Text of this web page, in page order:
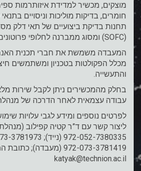
מוצקים, מכשיר למדידת איזותרמות
חומרים, בדיקות מוליכות וניסויים
תחנות בדיקת ביצועיים של תאי דלק
(SOFC) ומסוג ממברנה לחלופי פרוטונים (PEMFC).
המעבדה משמשת את חברי תכנית
מכלל הפקולטות בטכניון ומשתמשים
והתעשייה.
בחלק מהמכשירים ניתן לקבל שירות
עבודה עצמאית לאחר הדרכה של
לפרטים נוספים ומידע לגבי עלויות
ליצור קשר עם ד”ר קטיה קפילוב
972-073-3781419 (מעבדה); כתובת המייל:
katyak@technion.ac.il